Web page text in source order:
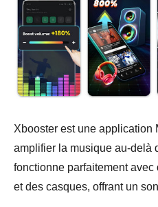
Xbooster est une application
amplifier la musique au-delà
fonctionne parfaitement
et des casques, offrant un